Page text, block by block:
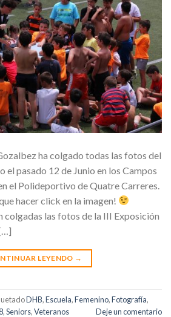
ha colgado todas las fotos del
el pasado 12 de Junio en los Campos
el Polideportivo de Quatre Carreres.
hacer click en la imagen!
colgadas las fotos de la III Exposición
LEYENDO →
DHB,Escuela,Femenino,Fotografía,
,Seniors,Veteranos Deje un comentario